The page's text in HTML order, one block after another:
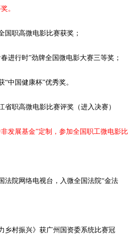
。
国职高微电影比赛获奖；
春进行时”劲牌全国微电影大赛三等奖；
“中国健康杯”优秀奖。
省职高微电影比赛评奖（进入决赛）
非发展基金”定制，参加全国职工微电影比
法院网络电视台，入微全国法院“金法
乡村振兴》获广州国资委系统比赛冠